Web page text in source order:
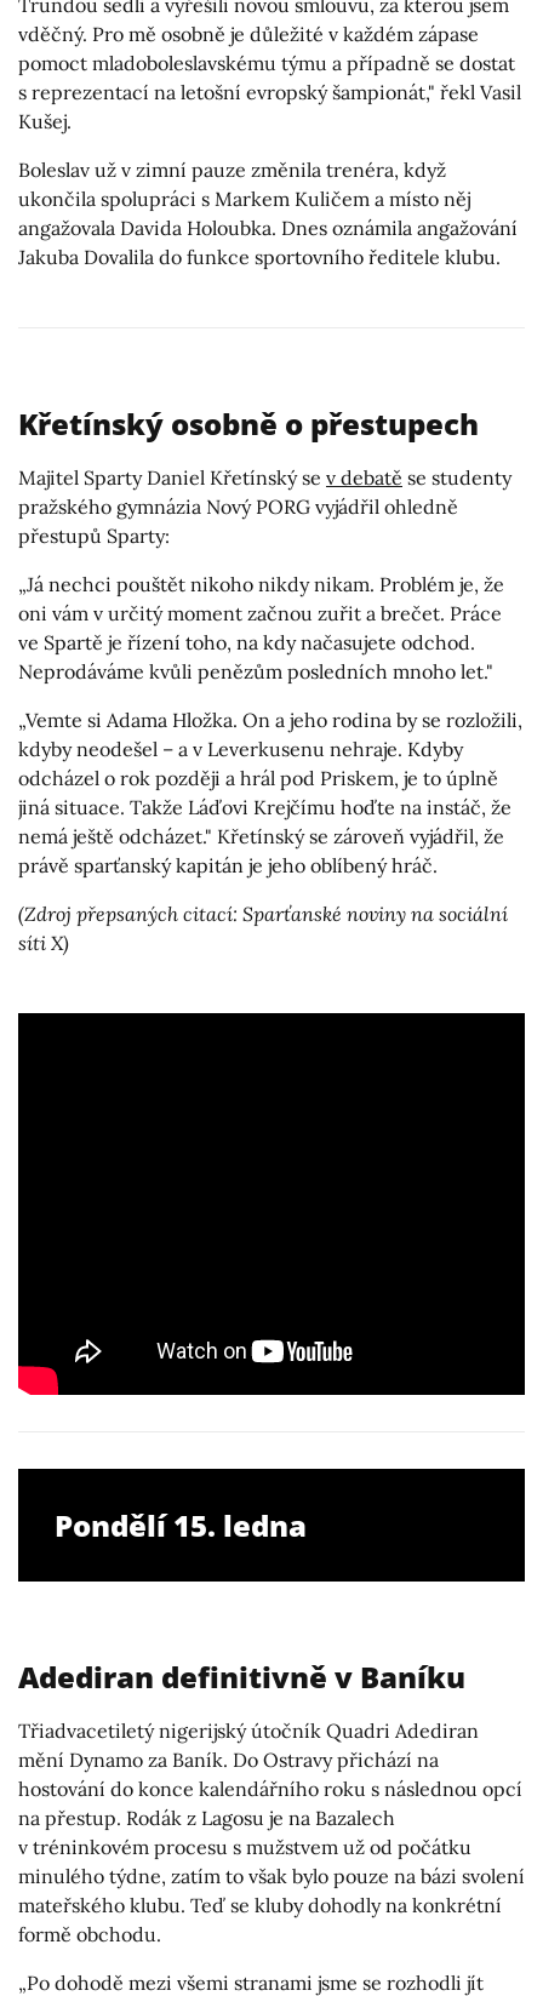
vděčný. Pro mě osobně je důležité v každém zápase
pomoct mladoboleslavskému týmu a případně se dostat
s reprezentací na letošní evropský šampionát," řekl Vasil
Kušej.
Boleslav už v zimní pauze změnila trenéra, když
ukončila spolupráci s Markem Kuličem a místo něj
angažovala Davida Holoubka. Dnes oznámila angažování
Jakuba Dovalila do funkce sportovního ředitele klubu.
Křetínský osobně o přestupech
Majitel Sparty Daniel Křetínský se v debatě se studenty
pražského gymnázia Nový PORG vyjádřil ohledně
přestupů Sparty:
„Já nechci pouštět nikoho nikdy nikam. Problém je, že
oni vám v určitý moment začnou zuřit a brečet. Práce
ve Spartě je řízení toho, na kdy načasujete odchod.
Neprodáváme kvůli penězům posledních mnoho let."
„Vemte si Adama Hložka. On a jeho rodina by se rozložili,
kdyby neodešel – a v Leverkusenu nehraje. Kdyby
odcházel o rok později a hrál pod Priskem, je to úplně
jiná situace. Takže Láďovi Krejčímu hoďte na instáč, že
nemá ještě odcházet." Křetínský se zároveň vyjádřil, že
právě sparťanský kapitán je jeho oblíbený hráč.
(Zdroj přepsaných citací: Sparťanské noviny na sociální
síti X)
Pondělí 15. ledna
Adediran definitivně v Baníku
Třiadvacetiletý nigerijský útočník Quadri Adediran
mění Dynamo za Baník. Do Ostravy přichází na
hostování do konce kalendářního roku s následnou opcí
na přestup. Rodák z Lagosu je na Bazalech
v tréninkovém procesu s mužstvem už od počátku
minulého týdne, zatím to však bylo pouze na bázi svolení
mateřského klubu. Teď se kluby dohodly na konkrétní
formě obchodu.
„Po dohodě mezi všemi stranami jsme se rozhodli jít